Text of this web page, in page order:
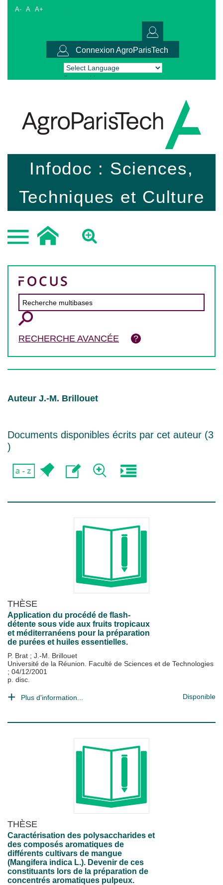
A- A A+
Connexion AgroParisTech
Powered by Translate
Infodoc : Sciences,
Techniques et Culture
RECHERCHE AVANCÉE
Auteur J.-M. Brillouet
Documents disponibles écrits par cet auteur (3
)
THÈSE
Application du procédé de flash-
détente sous vide aux fruits tropicaux
et méditerranéens pour la préparation
de purées et huiles essentielles.
P. Brat ; J.-M. Brillouet
Université de la Réunion. Faculté de Sciences et de Technologies
; 04/12/2001
p. disc.
Plus d'information... Disponible
THÈSE
Caractérisation des polysaccharides et
des composés aromatiques de
différents cultivars de mangue
(Mangifera indica L.). Devenir de ces
constituants lors de la préparation de
concentrés aromatiques pulpeux.